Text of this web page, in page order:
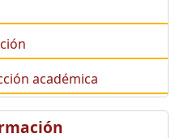
académica